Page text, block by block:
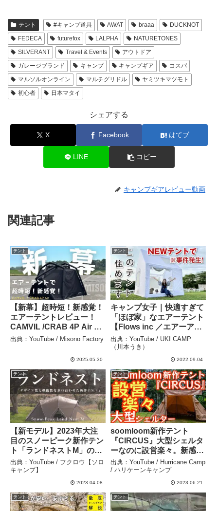
テント #キャンプ道具 AWAT braaa
DUCKNOT
FEDECA
futurefox LALPHA
NATURETONES
SILVERANT
Travel & Events
アウトドア
ガレージブランド
キャンプ キャンプギア
コスパ
マルソルオンライン
マルチグリドル
ヤミツキマツモト
初心者
日本マタイ
シェアする
X Facebook はてブ
LINE コピー
キャンプギアレビュー動画
関連記事
テント
【新幕】超時短！新感覚！
エアーテントレビュー！
CAMVIL /CRAB 4P Air –
Misono Factory
出典：YouTube / Misono Factory
2025.05.30
テント
キャンプ女子｜快適すぎて
「ほぼ家」なエアーテント
【Flows inc ／エアーアー
キテクチャ】レビュー –
UKI CAMP （川本うき）
出典：YouTube / UKI CAMP
（川本うき）
2022.09.04
テント
【新モデル】2023年大注
目のスノーピーク新作テン
ト「ランドネストM」の設
営レビュー。 – フクロウ
【ソロキャンプ】
出典：YouTube / フクロウ【ソロ
キャンプ】
2023.04.08
テント
soomloom新作テント
『CIRCUS』大型シェルタ
ーなのに設営楽々。新感覚
ワンポールテントが驚きの
価格で登場です！【TC】
【キャンプ道具】【アウト
Camp / ハリケーンキャン
プ
出典：YouTube / Hurricane Camp
/ ハリケーンキャンプ
2023.06.21
テント テント